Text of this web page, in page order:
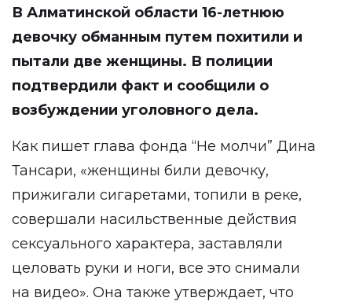
В Алматинской области 16-летнюю
девочку обманным путем похитили и
пытали две женщины. В полиции
подтвердили факт и сообщили о
возбуждении уголовного дела.
Как пишет глава фонда “Не молчи” Дина
Тансари, «женщины били девочку,
прижигали сигаретами, топили в реке,
совершали насильственные действия
сексуального характера, заставляли
целовать руки и ноги, все это снимали
на видео». Она также утверждает, что